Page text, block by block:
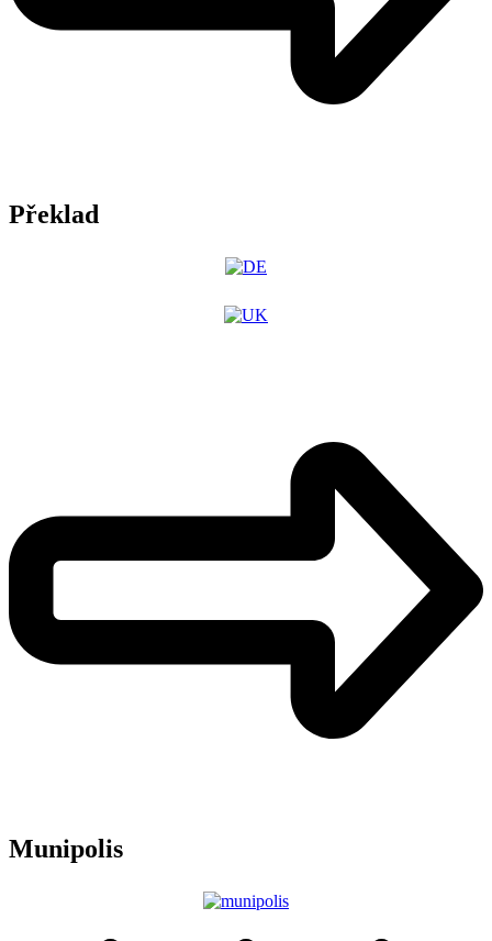
Překlad
Munipolis